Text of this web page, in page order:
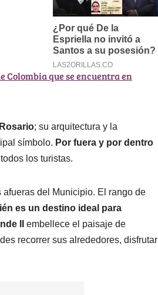
Colombia que se encuentra en
; su arquitectura y la
símbolo. Por fuera y por dentro
los turistas.
del Municipio. El rango de
es un destino ideal para
II embellece el paisaje de
recorrer sus alrededores, disfrutar